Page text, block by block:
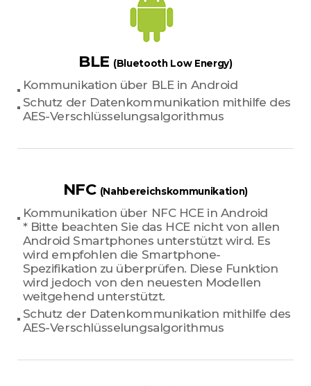
BLE (Bluetooth Low Energy)
Kommunikation über BLE in Android
Schutz der Datenkommunikation mithilfe des
AES-Verschlüsselungsalgorithmus
NFC (Nahbereichskommunikation)
Kommunikation über NFC HCE in Android
* Bitte beachten Sie das HCE nicht von allen
Android Smartphones unterstützt wird. Es
wird empfohlen die Smartphone-
Spezifikation zu überprüfen. Diese Funktion
wird jedoch von den neuesten Modellen
weitgehend unterstützt.
Schutz der Datenkommunikation mithilfe des
AES-Verschlüsselungsalgorithmus